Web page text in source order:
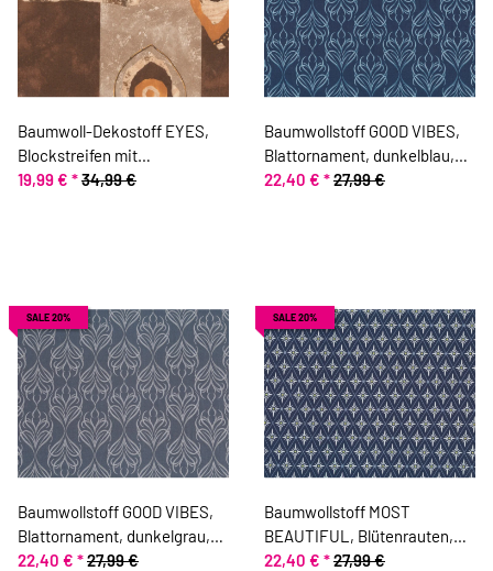
Baumwoll-Dekostoff EYES,
Blockstreifen mit
Ornamenten, braun
19,99 € *34,99 €
Baumwollstoff GOOD VIBES,
Blattornament, dunkelblau,
ring a roses
22,40 € *27,99 €
SALE 20%
Baumwollstoff GOOD VIBES,
Blattornament, dunkelgrau,
ring a roses
22,40 € *27,99 €
SALE 20%
Baumwollstoff MOST
BEAUTIFUL, Blütenrauten,
dunkelblau, ring a roses
22,40 € *27,99 €